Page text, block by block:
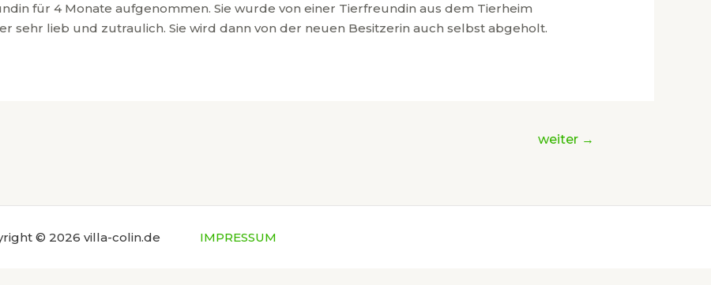
für 4 Monate aufgenommen. Sie wurde von einer Tierfreundin aus dem Tierheim
sehr lieb und zutraulich. Sie wird dann von der neuen Besitzerin auch selbst abgeholt.
weiter →
© 2026 villa-colin.de IMPRESSUM